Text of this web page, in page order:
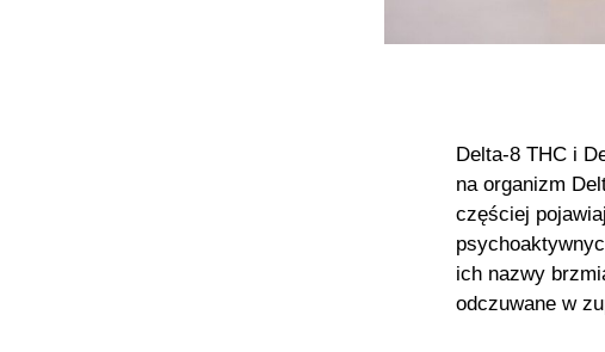
Delta-8 THC i
na organizm
częściej
ich nazwy
odczuwane w